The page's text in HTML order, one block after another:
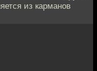
из карманов